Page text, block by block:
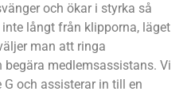
och ökar i styrka så
långt från klipporna, läget
man att ringa
medlemsassistans. Vi
och assisterar in till en